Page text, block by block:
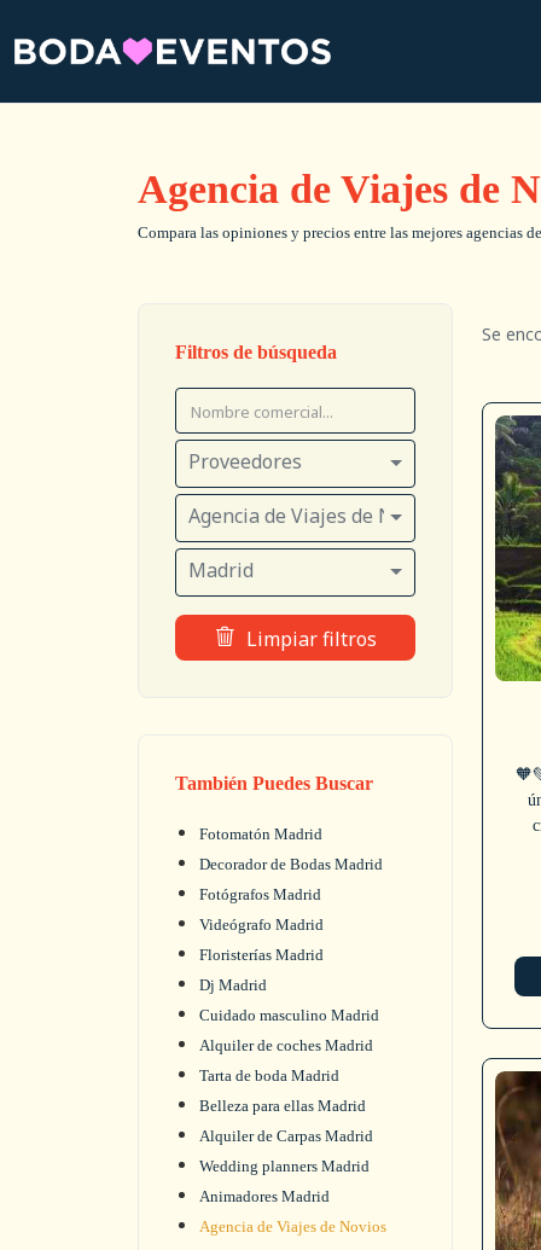
Agencia de Viajes de
Compara las opiniones y precios entre las mejores agencias
Filtros de búsqueda
Proveedores
Agencia de Viajes de Novios
Madrid
Limpiar filtros
También Puedes Buscar
Fotomatón Madrid
Decorador de Bodas Madrid
Fotógrafos Madrid
Videógrafo Madrid
Floristerías Madrid
Dj Madrid
Cuidado masculino Madrid
Alquiler de coches Madrid
Tarta de boda Madrid
Belleza para ellas Madrid
Alquiler de Carpas Madrid
Wedding planners Madrid
Animadores Madrid
Agencia de Viajes de Novios
Se